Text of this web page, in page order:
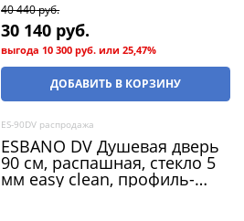
40 440 руб.
30 140 руб.
выгода 10 300 руб. или25,47%
ДОБАВИТЬ В КОРЗИНУ
ES-90DV распродажа
ESBANO DV Душевая дверь
90 см, распашная, стекло 5
мм easy clean, профиль-